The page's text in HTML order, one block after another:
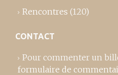
Rencontres (120)
CONTACT
Pour commenter un
formulaire de